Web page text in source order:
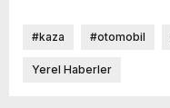
#kaza #otomobil
Yerel Haberler